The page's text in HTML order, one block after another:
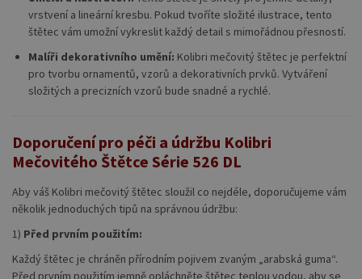
vrstvení a lineární kresbu. Pokud tvoříte složité ilustrace, tento
štětec vám umožní vykreslit každý detail s mimořádnou přesností.
Malíři dekorativního umění: Kolibri mečovitý štětec je perfektní
pro tvorbu ornamentů, vzorů a dekorativních prvků. Vytváření
složitých a precizních vzorů bude snadné a rychlé.
Doporučení pro péči a údržbu Kolibri
Mečovitého Štětce Série 526 DL
Aby váš Kolibri mečovitý štětec sloužil co nejdéle, doporučujeme vám
několik jednoduchých tipů na správnou údržbu:
1) Před prvním použitím:
Každý štětec je chráněn přírodním pojivem zvaným „arabská guma“.
Před prvním použitím jemně opláchněte štětec teplou vodou, aby se